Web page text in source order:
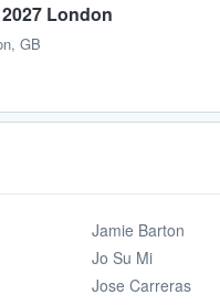
London
GB
Jamie Barton
Jo Su Mi
Jose Carreras